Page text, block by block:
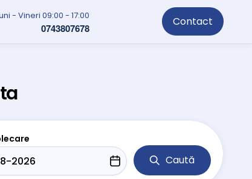
- Vineri 09:00 - 17:00
0743807678 Contact
Caută